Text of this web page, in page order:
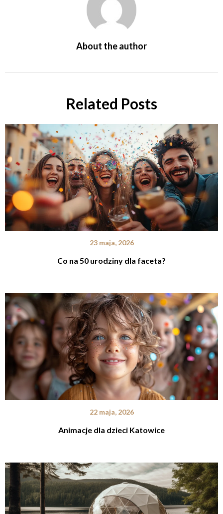
About the author
Related Posts
23 maja, 2026
Co na 50 urodziny dla faceta?
22 maja, 2026
Animacje dla dzieci Katowice